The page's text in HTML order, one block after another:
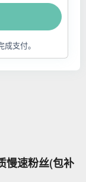
支付。
慢速粉丝(包补